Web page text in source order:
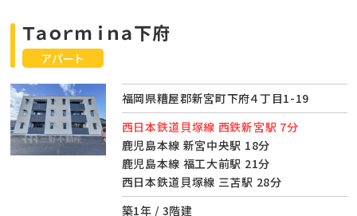
アパート
Ｔａｏｒｍｉｎａ下府
福岡県糟屋郡新宮町下府４丁目1-19
西日本鉄道貝塚線 西鉄新宮駅 7分
鹿児島本線 新宮中央駅 18分
鹿児島本線 福工大前駅 21分
西日本鉄道貝塚線 三苫駅 28分
築1年 / 3階建